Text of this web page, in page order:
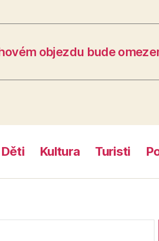
objezdu bude
Děti Kultura Turisti